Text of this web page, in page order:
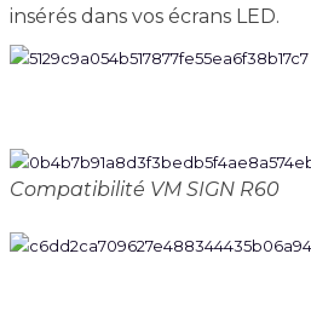
insérés dans vos écrans LED.
Compatibilité VM SIGN R60